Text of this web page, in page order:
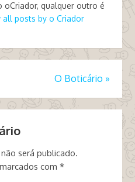
oCriador, qualquer outro é
all posts by o Criador
O Boticário »
será publicado.
com *